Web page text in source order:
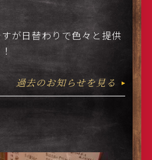
が日替わりで色々と提供
過去のお知らせを見る